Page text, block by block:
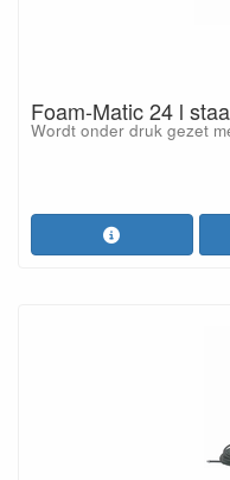
Foam-Matic 24 l
Wordt onder druk gezet